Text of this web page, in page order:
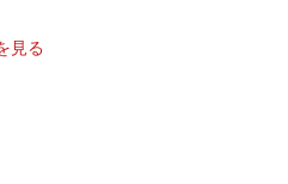
見る